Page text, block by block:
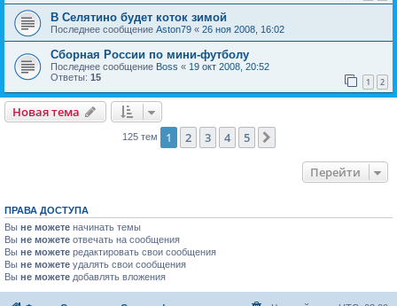
В Селятино будет коток зимой
Последнее сообщение Aston79 « 26 ноя 2008, 16:02
Сборная России по мини-футболу
Последнее сообщение Boss « 19 окт 2008, 20:52
Ответы: 15 1 2
Новая тема
125 тем 1 2 3 4 5
Перейти
ПРАВА ДОСТУПА
Вы не можете начинать темы
Вы не можете отвечать на сообщения
Вы не можете редактировать свои сообщения
Вы не можете удалять свои сообщения
Вы не можете добавлять вложения